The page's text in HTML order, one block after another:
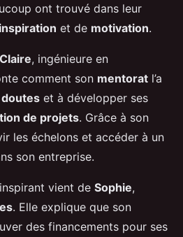
ont trouvé dans leur
inspiration et de motivation.
Claire, ingénieure en
comment son mentorat l’a
doutes et à développer ses
de projets. Grâce à son
les échelons et accéder à un
son entreprise.
vient de Sophie,
. Elle explique que son
des financements pour ses